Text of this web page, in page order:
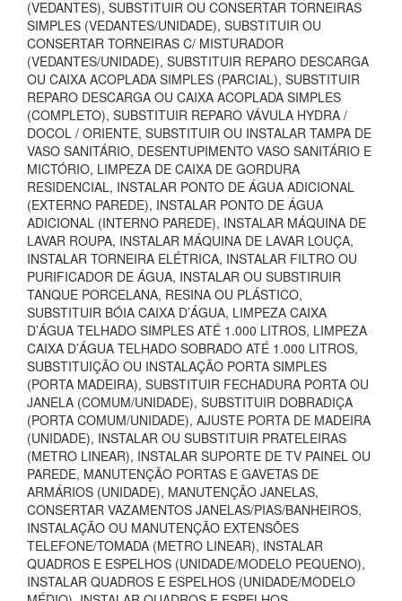
(VEDANTES), SUBSTITUIR OU CONSERTAR TORNEIRAS
SIMPLES (VEDANTES/UNIDADE), SUBSTITUIR OU
CONSERTAR TORNEIRAS C/ MISTURADOR
(VEDANTES/UNIDADE), SUBSTITUIR REPARO DESCARGA
OU CAIXA ACOPLADA SIMPLES (PARCIAL), SUBSTITUIR
REPARO DESCARGA OU CAIXA ACOPLADA SIMPLES
(COMPLETO), SUBSTITUIR REPARO VÁVULA HYDRA /
DOCOL / ORIENTE, SUBSTITUIR OU INSTALAR TAMPA DE
VASO SANITÁRIO, DESENTUPIMENTO VASO SANITÁRIO E
MICTÓRIO, LIMPEZA DE CAIXA DE GORDURA
RESIDENCIAL, INSTALAR PONTO DE ÁGUA ADICIONAL
(EXTERNO PAREDE), INSTALAR PONTO DE ÁGUA
ADICIONAL (INTERNO PAREDE), INSTALAR MÁQUINA DE
LAVAR ROUPA, INSTALAR MÁQUINA DE LAVAR LOUÇA,
INSTALAR TORNEIRA ELÉTRICA, INSTALAR FILTRO OU
PURIFICADOR DE ÁGUA, INSTALAR OU SUBSTIRUIR
TANQUE PORCELANA, RESINA OU PLÁSTICO,
SUBSTITUIR BÓIA CAIXA D’ÁGUA, LIMPEZA CAIXA
D’ÁGUA TELHADO SIMPLES ATÉ 1.000 LITROS, LIMPEZA
CAIXA D’ÁGUA TELHADO SOBRADO ATÉ 1.000 LITROS,
SUBSTITUIÇÃO OU INSTALAÇÃO PORTA SIMPLES
(PORTA MADEIRA), SUBSTITUIR FECHADURA PORTA OU
JANELA (COMUM/UNIDADE), SUBSTITUIR DOBRADIÇA
(PORTA COMUM/UNIDADE), AJUSTE PORTA DE MADEIRA
(UNIDADE), INSTALAR OU SUBSTITUIR PRATELEIRAS
(METRO LINEAR), INSTALAR SUPORTE DE TV PAINEL OU
PAREDE, MANUTENÇÃO PORTAS E GAVETAS DE
ARMÁRIOS (UNIDADE), MANUTENÇÃO JANELAS,
CONSERTAR VAZAMENTOS JANELAS/PIAS/BANHEIROS,
INSTALAÇÃO OU MANUTENÇÃO EXTENSÕES
TELEFONE/TOMADA (METRO LINEAR), INSTALAR
QUADROS E ESPELHOS (UNIDADE/MODELO PEQUENO),
INSTALAR QUADROS E ESPELHOS (UNIDADE/MODELO